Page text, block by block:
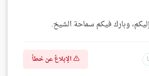
وبارك فيكم سماحة الشيخ.
الإبلاغ عن خطأ